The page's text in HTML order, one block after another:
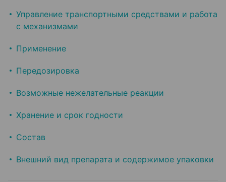
Управление транспортными средствами и работа
с механизмами
Применение
Передозировка
Возможные нежелательные реакции
Хранение и срок годности
Состав
Внешний вид препарата и содержимое упаковки